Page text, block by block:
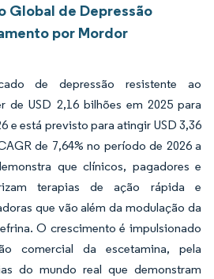
Global de Depressão
por Mordor
de depressão resistente ao
de USD 2,16 bilhões em 2025 para
e está previsto para atingir USD 3,36
de 7,64% no período de 2026 a
que clínicos, pagadores e
terapias de ação rápida e
que vão além da modulação da
O crescimento é impulsionado
comercial da escetamina, pela
do mundo real que demonstram